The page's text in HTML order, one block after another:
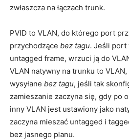
zwłaszcza na łączach trunk.
PVID to VLAN, do którego port
przychodzące bez tagu. Jeśli port
untagged frame, wrzuci ją do
VLAN natywny na trunku to
wysyłane bez tagu, jeśli tak
zamieszanie zaczyna się, gdy po
inny VLAN jest ustawiony jako
zaczyna mieszać untagged i
bez jasnego planu.